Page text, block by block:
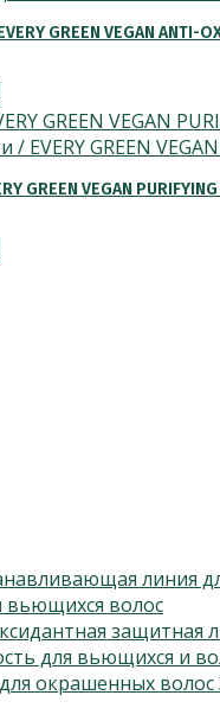
GREEN VEGAN ANTI-
GREEN VEGAN
линия
вьющихся волос
защитная
для вьющихся и
для окрашенных